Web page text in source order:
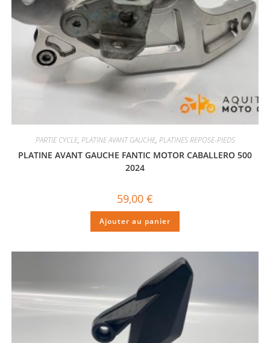
PARTIE CYCLE, PLATINE AVANT GAUCHE, PLATINES REPOSE-PIEDS
PLATINE AVANT GAUCHE FANTIC MOTOR CABALLERO 500
2024
59,00 €
Ajouter au panier